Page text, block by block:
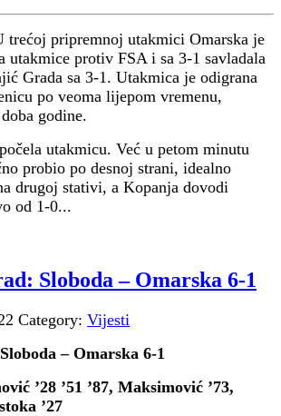
trećoj pripremnoj utakmici Omarska je
utakmice protiv FSA i sa 3-1 savladala
Grada sa 3-1. Utakmica je odigrana
po veoma lijepom vremenu,
godine.
utakmicu. Već u petom minutu
probio po desnoj strani, idealno
drugoj stativi, a Kopanja dovodi
od 1-0...
Sloboda – Omarska 6-1
Category: Vijesti
– Omarska 6-1
’28 ’51 ’87, Maksimović ’73,
’27